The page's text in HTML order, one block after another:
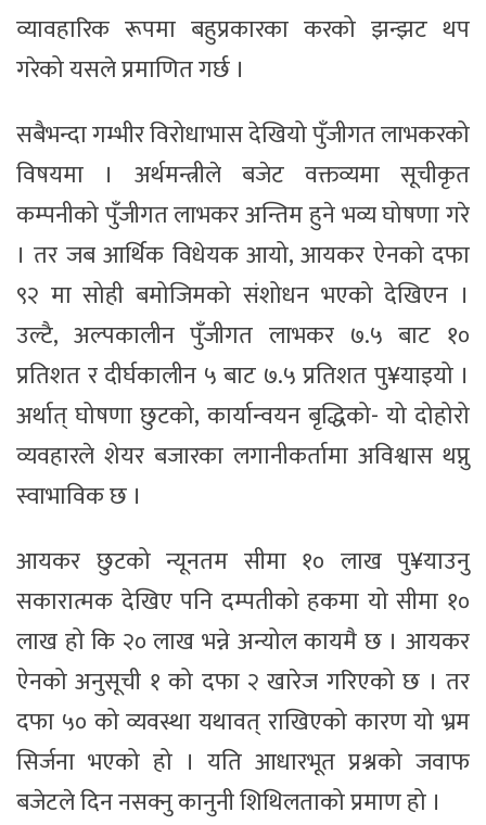
व्यावहारिक रूपमा बहुप्रकारका करको झन्झट थप
गरेको यसले प्रमाणित गर्छ ।
सबैभन्दा गम्भीर विरोधाभास देखियो पुँजीगत लाभकरको
विषयमा । अर्थमन्त्रीले बजेट वक्तव्यमा सूचीकृत
कम्पनीको पुँजीगत लाभकर अन्तिम हुने भव्य घोषणा गरे
। तर जब आर्थिक विधेयक आयो, आयकर ऐनको दफा
९२ मा सोही बमोजिमको संशोधन भएको देखिएन ।
उल्टै, अल्पकालीन पुँजीगत लाभकर ७.५ बाट १०
प्रतिशत र दीर्घकालीन ५ बाट ७.५ प्रतिशत पु¥याइयो ।
अर्थात् घोषणा छुटको, कार्यान्वयन बृद्धिको- यो दोहोरो
व्यवहारले शेयर बजारका लगानीकर्तामा अविश्वास थप्नु
स्वाभाविक छ ।
आयकर छुटको न्यूनतम सीमा १० लाख पु¥याउनु
सकारात्मक देखिए पनि दम्पतीको हकमा यो सीमा १०
लाख हो कि २० लाख भन्ने अन्योल कायमै छ । आयकर
ऐनको अनुसूची १ को दफा २ खारेज गरिएको छ । तर
दफा ५० को व्यवस्था यथावत् राखिएको कारण यो भ्रम
सिर्जना भएको हो । यति आधारभूत प्रश्नको जवाफ
बजेटले दिन नसक्नु कानुनी शिथिलताको प्रमाण हो ।